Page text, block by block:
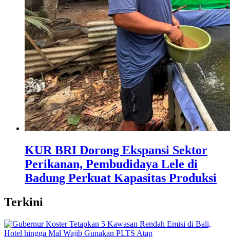
KUR BRI Dorong Ekspansi Sektor
Perikanan, Pembudidaya Lele di
Badung Perkuat Kapasitas Produksi
Terkini